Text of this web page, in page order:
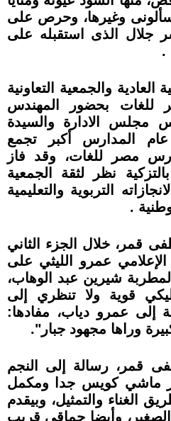
سألونى وغيرها، وحرص على
جلال الذى استقبله على
.
والجمعية التعاونية
للغات بحضور المهندس
مجلس الادارة والسيدة
المدارس أكبر تجمع
مصر للغات، وقد فاز
نظر لثقة الجمعية
التربوية والتعليمية
.
قمر، خلال الجزء الثاني
عمرو الليثي على
شيرين عبد الوهاب،
قوية ولا تنظري إلى
إلى عمرو دياب، مفادها:
وراها مجهود جبار".
قمر، رسالة إلى النجم
ماشي كويس جدا ومكمل
الغناء والتمثيل، وبيقدم
وأيضا حماقي قريب